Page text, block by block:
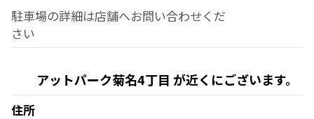
駐車場の詳細は店舗へお問い合わせくだ
さい
アットパーク菊名4丁目 が近くにございます。
住所